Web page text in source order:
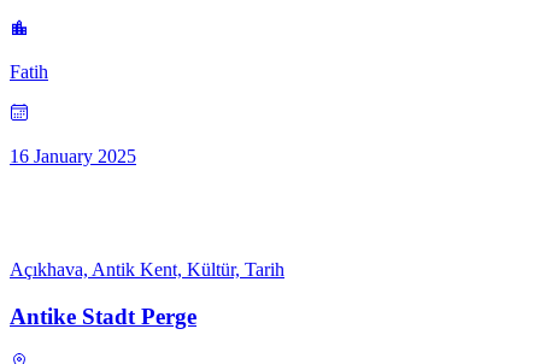
Fatih
16 January 2025
Açıkhava, Antik Kent, Kültür, Tarih
Antike Stadt Perge